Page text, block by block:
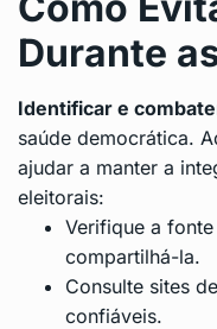
Durante
Identificar e
saúde democrática.
ajudar a manter a
eleitorais:
Verifique a
compartilhá-la.
Consulte sites
confiáveis.